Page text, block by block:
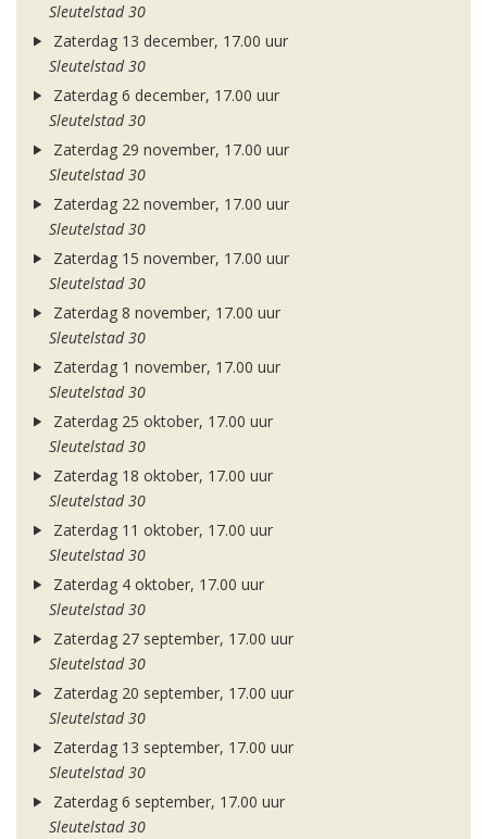
Sleutelstad 30
Zaterdag 13 december, 17.00 uur
Sleutelstad 30
Zaterdag 6 december, 17.00 uur
Sleutelstad 30
Zaterdag 29 november, 17.00 uur
Sleutelstad 30
Zaterdag 22 november, 17.00 uur
Sleutelstad 30
Zaterdag 15 november, 17.00 uur
Sleutelstad 30
Zaterdag 8 november, 17.00 uur
Sleutelstad 30
Zaterdag 1 november, 17.00 uur
Sleutelstad 30
Zaterdag 25 oktober, 17.00 uur
Sleutelstad 30
Zaterdag 18 oktober, 17.00 uur
Sleutelstad 30
Zaterdag 11 oktober, 17.00 uur
Sleutelstad 30
Zaterdag 4 oktober, 17.00 uur
Sleutelstad 30
Zaterdag 27 september, 17.00 uur
Sleutelstad 30
Zaterdag 20 september, 17.00 uur
Sleutelstad 30
Zaterdag 13 september, 17.00 uur
Sleutelstad 30
Zaterdag 6 september, 17.00 uur
Sleutelstad 30